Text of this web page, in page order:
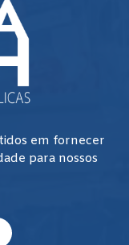
em fornecer
para nossos